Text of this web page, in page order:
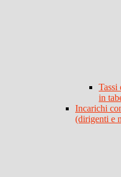
Tassi
in
Incarichi
(dirigenti e